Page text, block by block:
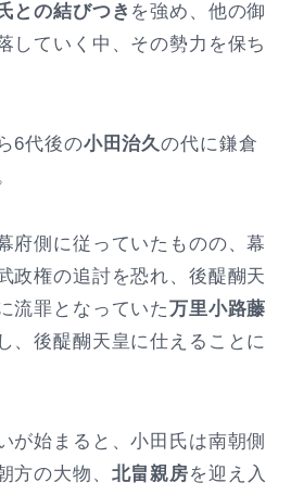
との結びつき を強め、他の御
していく中、その勢力を保ち
6代後の小田治久の代に鎌倉
府側に従っていたものの、幕
政権の追討を恐れ、後醍醐天
流罪となっていた万里小路藤
、後醍醐天皇に仕えることに
が始まると、小田氏は南朝側
方の大物、 北畠親房を迎え入